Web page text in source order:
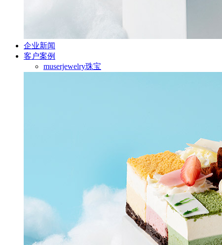
企业新闻
客户案例
muserjewelry珠宝